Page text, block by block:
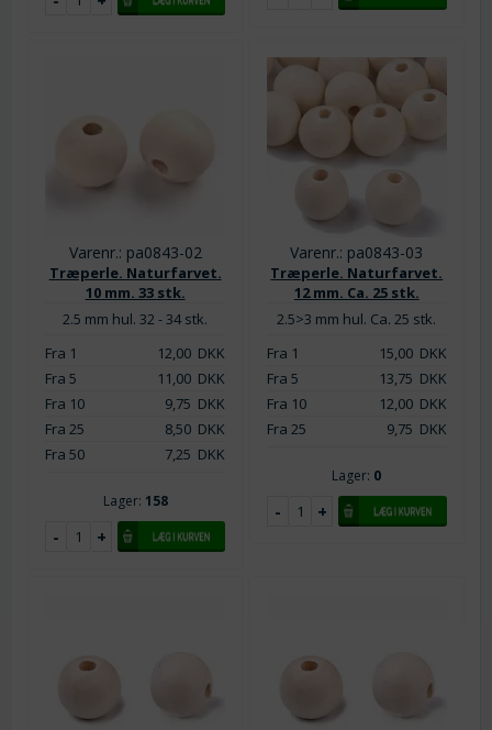
Varenr.: pa0843-02
Træperle. Naturfarvet.
10 mm. 33 stk.
2.5 mm hul. 32 - 34 stk.
Fra 1
12,00DKK
Fra 5
11,00DKK
Fra 10
9,75 DKK
Fra 25
8,50DKK
Fra 50
7,25 DKK
Lager: 158
Varenr.: pa0843-03
Træperle. Naturfarvet.
12 mm. Ca. 25 stk.
2.5>3 mm hul. Ca. 25 stk.
Fra 1
15,00DKK
Fra 5
13,75 DKK
Fra 10
12,00DKK
Fra 25
9,75 DKK
Lager: 0